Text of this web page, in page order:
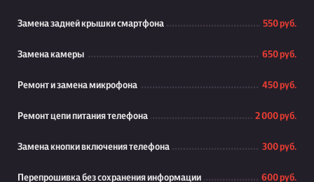
Замена задней крышки смартфона 550 руб.
Замена камеры 650 руб.
Ремонт и замена микрофона 450 руб.
Ремонт цепи питания телефона 2 000 руб.
Замена кнопки включения телефона 300 руб.
Перепрошивка без сохранения информации 600 руб.